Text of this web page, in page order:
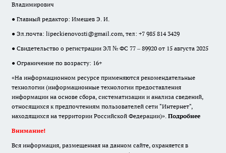
Владимирович
● Главный редактор: Имешев Э. И.
● Эл.почта: lipeckienovosti@gmail.com, тел: +7 985 814 3429
● Свидетельство о регистрации ЭЛ № ФС 77 – 89920 от 15 августа 2025
● Ограничение по возрасту: 16+
«На информационном ресурсе применяются рекомендательные
технологии (информационные технологии предоставления
информации на основе сбора, систематизации и анализа сведений,
относящихся к предпочтениям пользователей сети "Интернет",
находящихся на территории Российской Федерации)». Подробнее
Внимание!
Вся информация, размещенная на данном сайте, охраняется в